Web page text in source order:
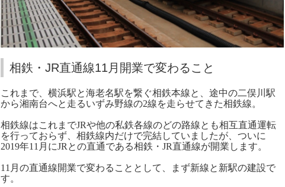
相鉄・JR直通線11月開業で変わること
これまで、横浜駅と海老名駅を繋ぐ相鉄本線と、途中の二俣川駅
から湘南台へと走るいずみ野線の2線を走らせてきた相鉄線。
相鉄線はこれまでJRや他の私鉄各線のどの路線とも相互直通運転
を行っておらず、相鉄線内だけで完結していましたが、ついに
2019年11月にJRとの直通である相鉄・JR直通線が開業します。
11月の直通線開業で変わることとして、まず新線と新駅の建設で
す。